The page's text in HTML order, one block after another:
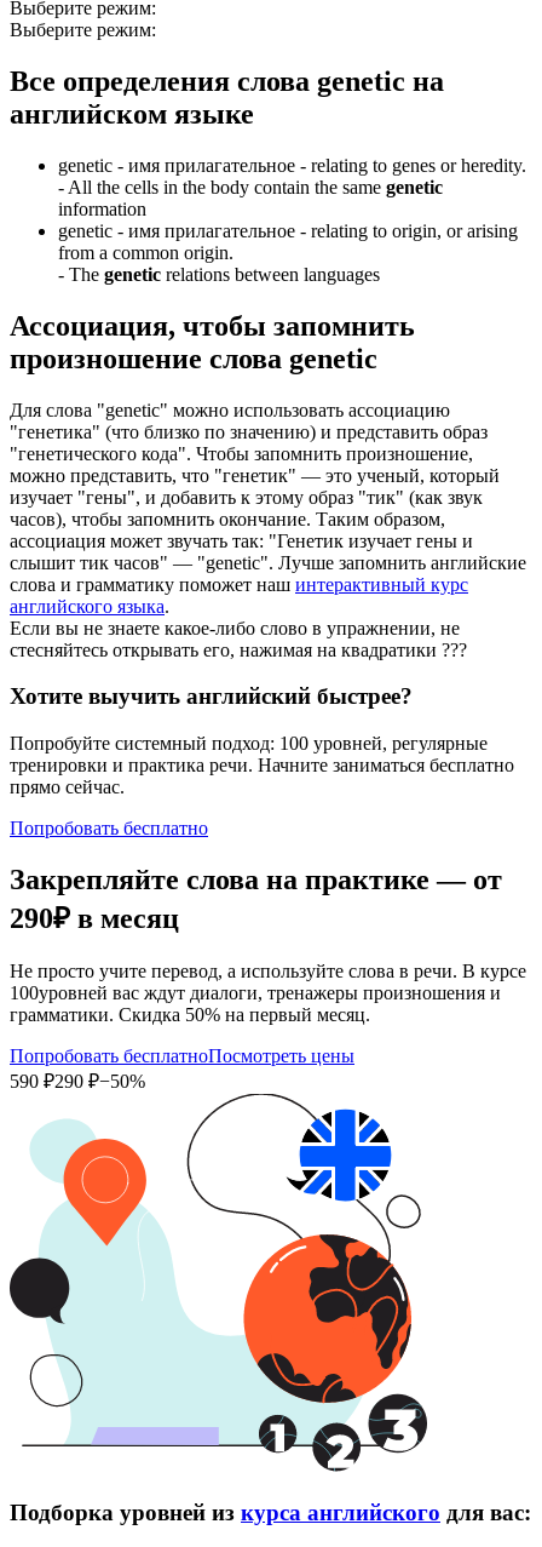
Выберите режим:
Выберите режим:
Все определения слова genetic на
английском языке
genetic - имя прилагательное - relating to genes or heredity.
- All the cells in the body contain the same genetic
information
genetic - имя прилагательное - relating to origin, or arising
from a common origin.
- The genetic relations between languages
Ассоциация, чтобы запомнить
произношение слова genetic
Для слова "genetic" можно использовать ассоциацию
"генетика" (что близко по значению) и представить образ
"генетического кода". Чтобы запомнить произношение,
можно представить, что "генетик" — это ученый, который
изучает "гены", и добавить к этому образ "тик" (как звук
часов), чтобы запомнить окончание. Таким образом,
ассоциация может звучать так: "Генетик изучает гены и
слышит тик часов" — "genetic". Лучше запомнить английские
слова и грамматику поможет наш интерактивный курс
английского языка.
Если вы не знаете какое-либо слово в упражнении, не
стесняйтесь открывать его, нажимая на квадратики ???
Хотите выучить английский быстрее?
Попробуйте системный подход: 100 уровней, регулярные
тренировки и практика речи. Начните заниматься бесплатно
прямо сейчас.
Попробовать бесплатно
Закрепляйте слова на практике — от
290₽ в месяц
Не просто учите перевод, а используйте слова в речи. В курсе
100уровней вас ждут диалоги, тренажеры произношения и
грамматики. Скидка 50% на первый месяц.
Попробовать бесплатноПосмотреть цены
590 ₽290 ₽−50%
Подборка уровней из курса английского для вас: